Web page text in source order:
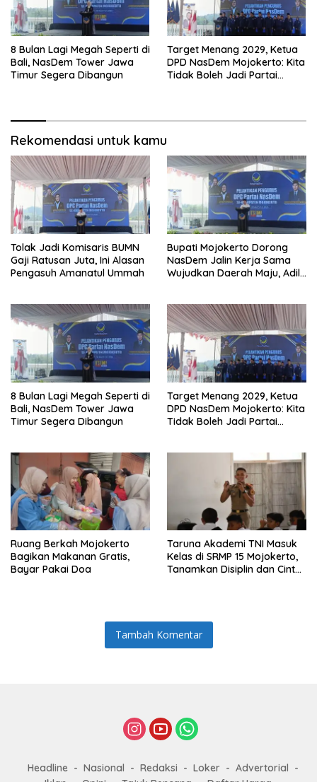
8 Bulan Lagi Megah Seperti di
Bali, NasDem Tower Jawa
Timur Segera Dibangun
Target Menang 2029, Ketua
DPD NasDem Mojokerto: Kita
Tidak Boleh Jadi Partai
Rekomendasi untuk kamu
Tolak Jadi Komisaris BUMN
Gaji Ratusan Juta, Ini Alasan
Pengasuh Amanatul Ummah
Bupati Mojokerto Dorong
NasDem Jalin Kerja Sama
Wujudkan Daerah Maju, Adil,
8 Bulan Lagi Megah Seperti di
Bali, NasDem Tower Jawa
Timur Segera Dibangun
Target Menang 2029, Ketua
DPD NasDem Mojokerto: Kita
Tidak Boleh Jadi Partai
Ruang Berkah Mojokerto
Bagikan Makanan Gratis,
Bayar Pakai Doa
Taruna Akademi TNI Masuk
Kelas di SRMP 15 Mojokerto,
Tanamkan Disiplin dan Cinta
Tambah Komentar
Headline Nasional Redaksi Loker
Advertorial